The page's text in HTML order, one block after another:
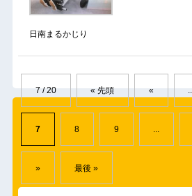
日南まるかじり
7 / 20 « 先頭 «
7 8 9 ...
» 最後 »